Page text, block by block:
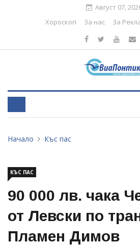
Август 07,
Хороскоп
За нас За
Начало Къс пас
КЪС ПАС
90 000 лв. чака
от Левски по
Пламен Димов